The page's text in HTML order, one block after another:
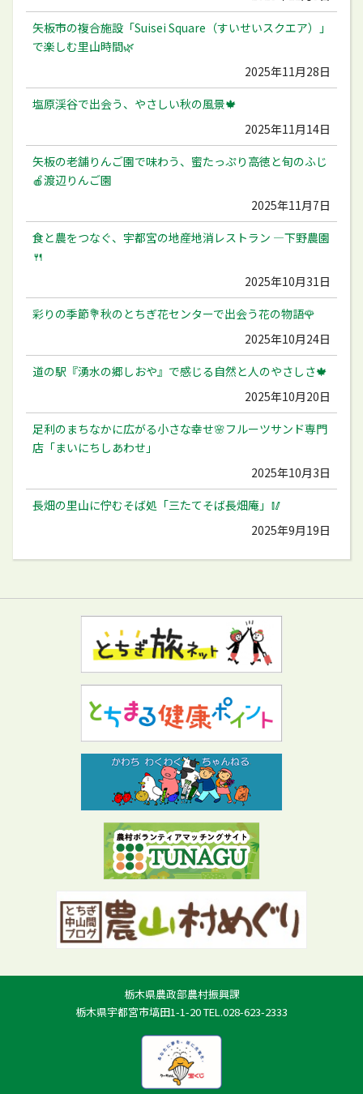
矢板市の複合施設「Suisei Square（すいせいスクエア）」
で楽しむ里山時間🌿
2025年11月28日
塩原渓谷で出会う、やさしい秋の風景🍁
2025年11月14日
矢板の老舗りんご園で味わう、蜜たっぷり高徳と旬のふじ
🍎渡辺りんご園
2025年11月7日
食と農をつなぐ、宇都宮の地産地消レストラン ―下野農園
🍴
2025年10月31日
彩りの季節💐秋のとちぎ花センターで出会う花の物語🌹
2025年10月24日
道の駅『湧水の郷しおや』で感じる自然と人のやさしさ🍁
2025年10月20日
足利のまちなかに広がる小さな幸せ🌸フルーツサンド専門
店「まいにちしあわせ」
2025年10月3日
長畑の里山に佇むそば処「三たてそば長畑庵」🥢
2025年9月19日
栃木県農政部農村振興課
栃木県宇都宮市塙田1-1-20 TEL.028-623-2333